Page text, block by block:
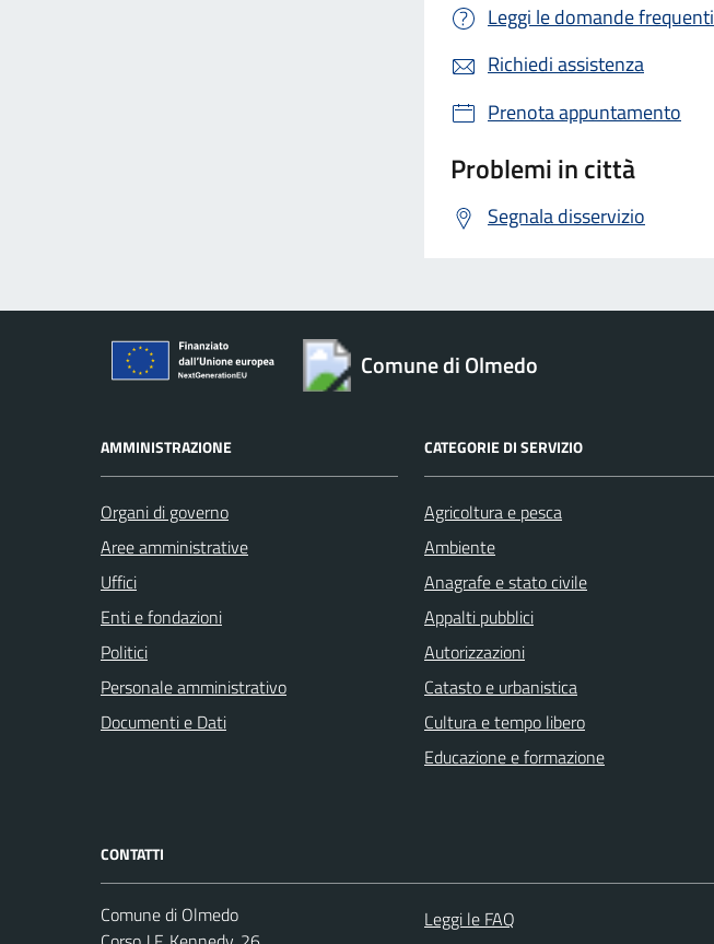
Leggi le domande frequenti
Richiedi assistenza
Prenota appuntamento
Problemi in città
Segnala disservizio
Comune di Olmedo
AMMINISTRAZIONE
Organi di governo
Aree amministrative
Uffici
Enti e fondazioni
Politici
Personale amministrativo
Documenti e Dati
CATEGORIE DI SERVIZIO
Agricoltura e pesca
Ambiente
Anagrafe e stato civile
Appalti pubblici
Autorizzazioni
Catasto e urbanistica
Cultura e tempo libero
Educazione e formazione
CONTATTI
Comune di Olmedo
Leggi le FAQ